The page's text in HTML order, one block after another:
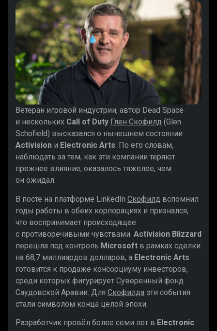
Ветеран игровой индустрии, автор Dead Space
и нескольких Call of Duty Глен Скофилд (Glen
Schofield) высказался о нынешнем состоянии
Activision и Electronic Arts. По его словам,
наблюдать за тем, как эти компании теряют
прежнее влияние, оказалось тяжелее, чем
он ожидал.
В посте на платформе LinkedIn Скофилд вспомнил
годы работы в обеих корпорациях и признался,
что воспринимает происходящее
с противоречивыми чувствами. Activision Blizzard
перешла под контроль Microsoft в рамках сделки
на 68,7 миллиардов долларов, а Electronic Arts
готовится к продаже консорциуму инвесторов,
среди которых фигурирует Суверенный фонд
Саудовской Аравии. Для Скофилда эти события
стали символом конца целой эпохи.
Разработчик провёл более семи лет в Electronic